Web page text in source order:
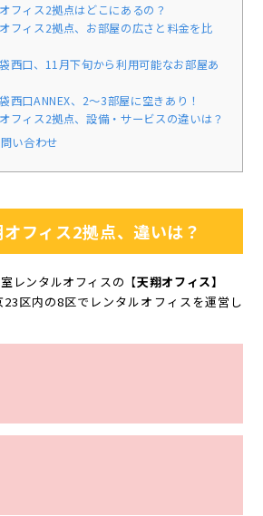
フィス2拠点はどこにあるの？
フィス2拠点、お部屋の広さと料金を比
西口、11月下旬から利用可能なお部屋あ
西口ANNEX、2～3部屋に空きあり！
フィス2拠点、設備・サービスの違いは？
い合わせ
フィス2拠点、違いは？
レンタルオフィスの【天翔オフィス】
区内の8区でレンタルオフィスを運営し